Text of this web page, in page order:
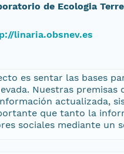
de Ecologia
linaria.obsnev.es
es sentar las bases
Nuestras
actualizada,
que tanto la
sociales mediante un